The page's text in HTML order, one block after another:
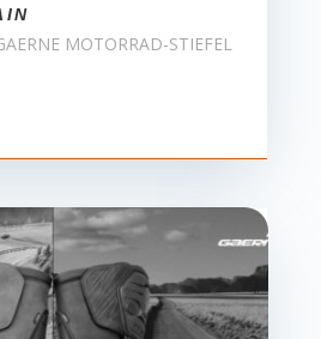
MOTORRAD-STIEFEL